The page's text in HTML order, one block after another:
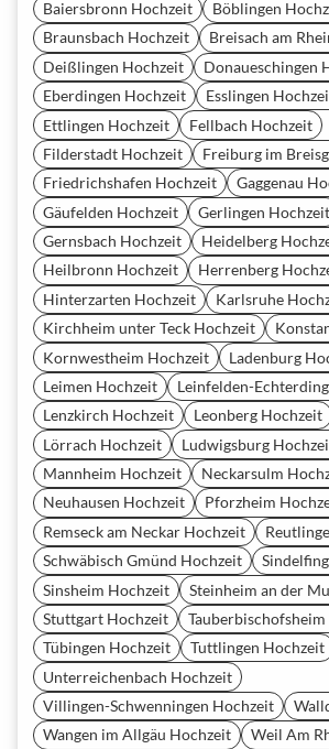
Baiersbronn Hochzeit
Böblingen
Braunsbach Hochzeit
Breisach am
Deißlingen Hochzeit
Donaueschingen
Eberdingen Hochzeit
Esslingen
Ettlingen Hochzeit
Fellbach Hochzeit
Filderstadt Hochzeit
Freiburg im
Friedrichshafen Hochzeit
Gaggenau
Gäufelden Hochzeit
Gerlingen Hochzeit
Gernsbach Hochzeit
Heidelberg
Heilbronn Hochzeit
Herrenberg
Hinterzarten Hochzeit
Karlsruhe
Kirchheim unter Teck Hochzeit
Kornwestheim Hochzeit
Ladenburg
Leimen Hochzeit
Leinfelden-
Lenzkirch Hochzeit
Leonberg Hochzeit
Lörrach Hochzeit
Ludwigsburg
Mannheim Hochzeit
Neckarsulm
Neuhausen Hochzeit
Pforzheim
Remseck am Neckar Hochzeit
Schwäbisch Gmünd Hochzeit
Sinsheim Hochzeit
Steinheim an der
Stuttgart Hochzeit
Tübingen Hochzeit
Tuttlingen Hochzeit
Unterreichenbach Hochzeit
Villingen-Schwenningen Hochzeit
Wangen im Allgäu Hochzeit
Weil Am